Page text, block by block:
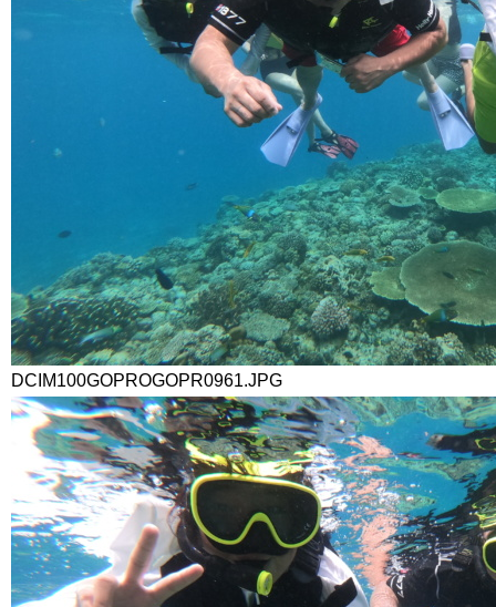
DCIM100GOPROGOPR0961.JPG